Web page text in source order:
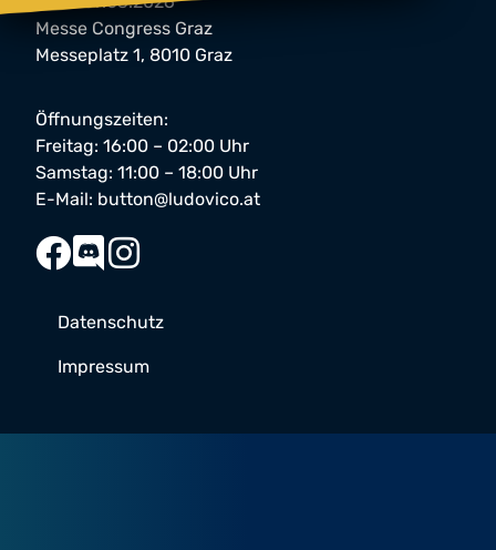
Messe Congress Graz
Messeplatz 1, 8010 Graz
Öffnungszeiten:
Freitag: 16:00 – 02:00 Uhr
Samstag: 11:00 – 18:00 Uhr
E-Mail: button@ludovico.at
Datenschutz
Impressum